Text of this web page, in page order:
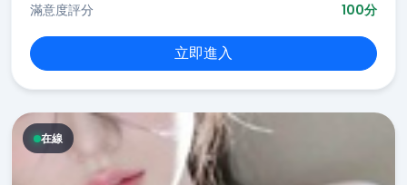
滿意度評分
100分
立即進入
在線